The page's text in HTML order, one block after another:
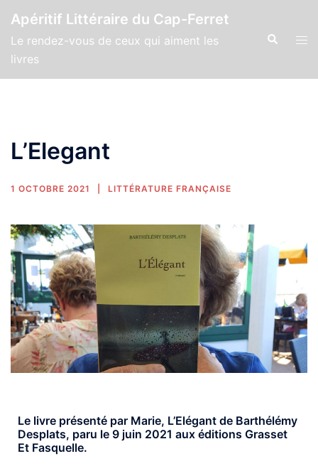
Apéritif Littéraire du Cap-Ferret
Le rendez-vous de ceux qui aiment les
livres
L’Elegant
1 OCTOBRE 2021 LITTÉRATURE FRANÇAISE
Le livre présenté par Marie, L’Elégant de Barthélémy
Desplats, paru le 9 juin 2021 aux éditions Grasset
Et Fasquelle.